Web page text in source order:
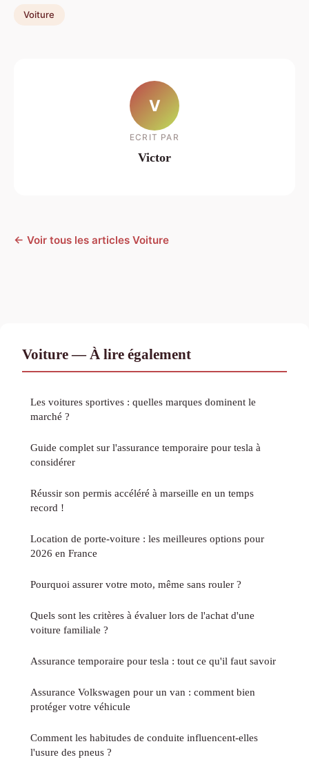
Voiture
V
ECRIT PAR
Victor
← Voir tous les articles Voiture
Voiture — À lire également
Les voitures sportives : quelles marques dominent le
marché ?
Guide complet sur l'assurance temporaire pour tesla à
considérer
Réussir son permis accéléré à marseille en un temps
record !
Location de porte-voiture : les meilleures options pour
2026 en France
Pourquoi assurer votre moto, même sans rouler ?
Quels sont les critères à évaluer lors de l'achat d'une
voiture familiale ?
Assurance temporaire pour tesla : tout ce qu'il faut savoir
Assurance Volkswagen pour un van : comment bien
protéger votre véhicule
Comment les habitudes de conduite influencent-elles
l'usure des pneus ?